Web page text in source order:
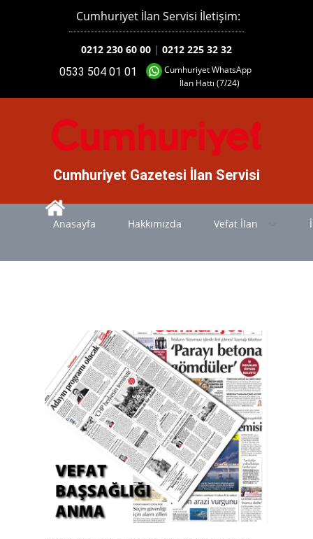
Cumhuriyet WhatsApp
İlan Hattı (7/24)
0533 504 01 01
Cumhuriyet İlan Servisi İletişim:
0212 230 60 00 | 0212 225 32 32
Cumhuriyet Gazetesi İlan Servisi
Anasayfa Hakkımızda Vefat İlan